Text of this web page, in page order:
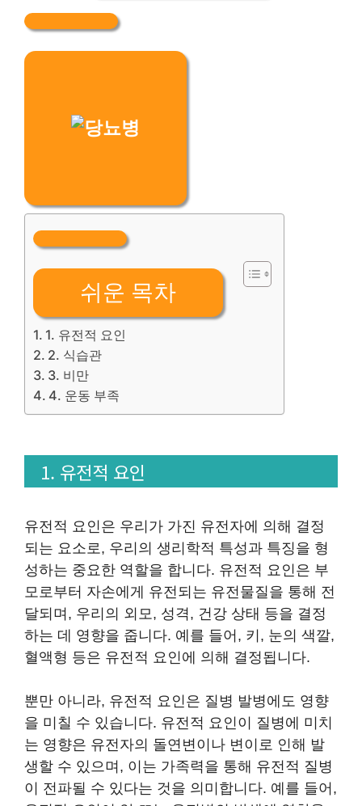
쉬운 목차
1. 유전적 요인
2. 식습관
3. 비만
4. 운동 부족
1. 유전적 요인
유전적 요인은 우리가 가진 유전자에 의해 결정
되는 요소로, 우리의 생리학적 특성과 특징을 형
성하는 중요한 역할을 합니다. 유전적 요인은 부
모로부터 자손에게 유전되는 유전물질을 통해 전
달되며, 우리의 외모, 성격, 건강 상태 등을 결정
하는 데 영향을 줍니다. 예를 들어, 키, 눈의 색깔,
혈액형 등은 유전적 요인에 의해 결정됩니다.
뿐만 아니라, 유전적 요인은 질병 발병에도 영향
을 미칠 수 있습니다. 유전적 요인이 질병에 미치
는 영향은 유전자의 돌연변이나 변이로 인해 발
생할 수 있으며, 이는 가족력을 통해 유전적 질병
이 전파될 수 있다는 것을 의미합니다. 예를 들어,